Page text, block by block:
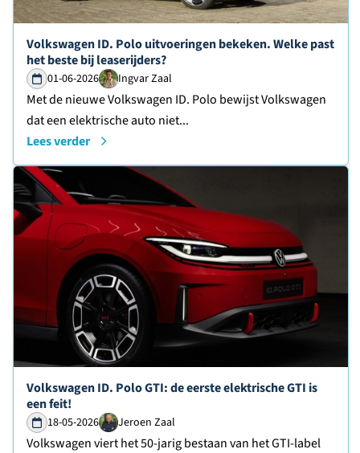
Lees verder over
Volkswagen ID. Polo uitvoeringen bekeken. Welke past
het beste bij leaserijders?
01-06-2026 Ingvar Zaal
Met de nieuwe Volkswagen ID. Polo bewijst Volkswagen
dat een elektrische auto niet...
Lees verder
Lees verder over
Volkswagen ID. Polo GTI: de eerste elektrische GTI is
een feit!
18-05-2026 Jeroen Zaal
Volkswagen viert het 50-jarig bestaan van het GTI-label